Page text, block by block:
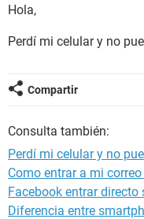
Hola,
Perdí mi celular y no
Compartir
Consulta también:
Perdí mi celular y no
Como entrar a mi
Facebook entrar directo
Diferencia entre